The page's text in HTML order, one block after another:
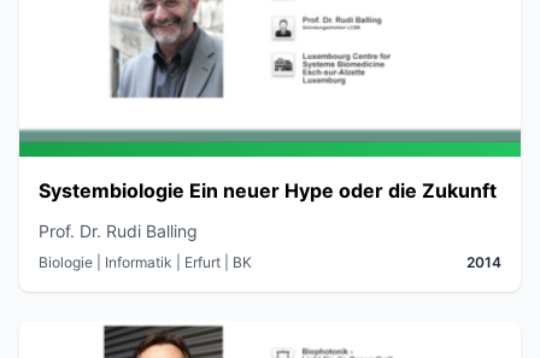
Systembiologie Ein neuer Hype oder die Zukunft
Prof. Dr. Rudi Balling
Biologie | Informatik | Erfurt | BK 2014